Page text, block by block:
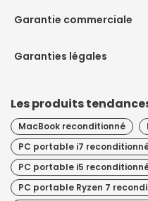
Garantie commerciale
Garanties légales
Les produits
MacBook reconditionné
PC portable i7
PC portable i5
PC portable Ryzen 7